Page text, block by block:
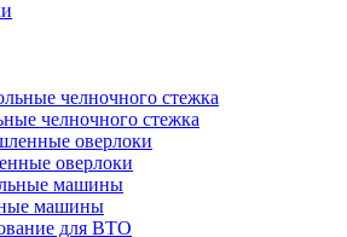
челночного стежка
оверлоки
машины